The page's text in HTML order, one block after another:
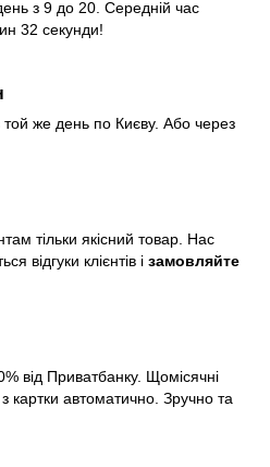
з 9 до 20. Середній час
32 секунди!
же день по Києву. Або через
тільки якісний товар. Нас
відгуки клієнтів і замовляйте
від Приватбанку. Щомісячні
картки автоматично. Зручно та